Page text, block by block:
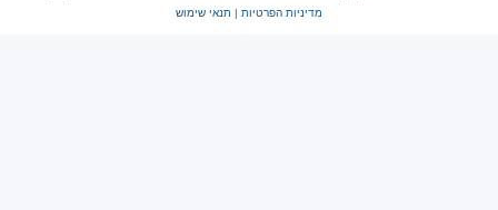
מדיניות הפרטיות | תנאי שימוש